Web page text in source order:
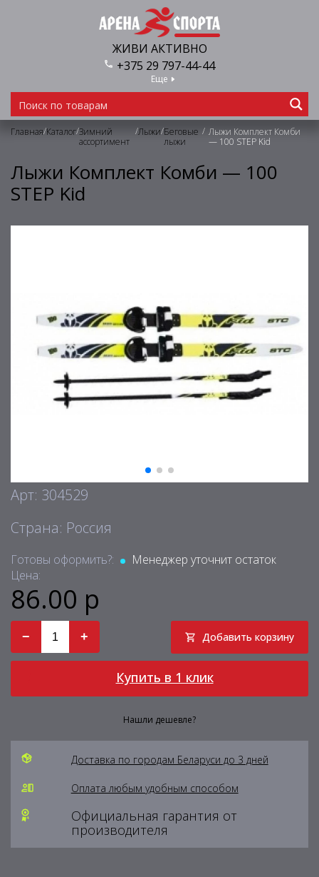
ЖИВИ АКТИВНО
+375 29 797-44-44
Еще
Главная/Каталог/Зимний
ассортимент
/Лыжи/Беговые
лыжи
/ Лыжи Комплект Комби
— 100 STEP Kid
Лыжи Комплект Комби — 100
STEP Kid
Арт: 304529
Страна: Россия
Готовы оформить?:
Менеджер уточнит остаток
Цена:
86.00 р
− + Добавить корзину
Купить в 1 клик
Нашли дешевле?
Доставка по городам Беларуси до 3 дней
Оплата любым удобным способом
Официальная гарантия от
производителя